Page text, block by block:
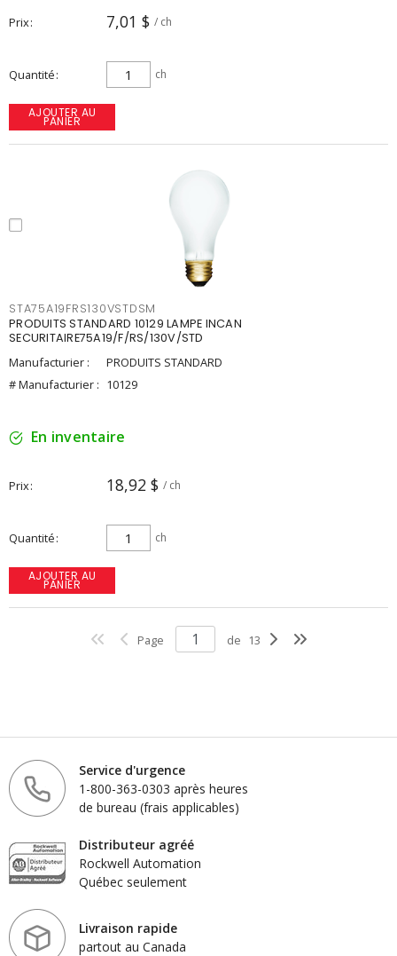
Prix 7,01 $ / ch
Quantité ch
AJOUTER AU
PANIER
STA75A19FRS130VSTDSM
PRODUITS STANDARD 10129 LAMPE INCAN
SECURITAIRE75A19/F/RS/130V/STD
Manufacturier :
PRODUITS STANDARD
# Manufacturier : 10129
En inventaire
Prix 18,92 $ / ch
Quantité ch
AJOUTER AU
PANIER
Page de 13
Service d'urgence
1-800-363-0303 après heures
de bureau (frais applicables)
Distributeur agréé
Rockwell Automation
Québec seulement
Livraison rapide
partout au Canada